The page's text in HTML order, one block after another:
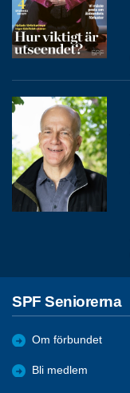
SPF Seniorerna
Om förbundet
Bli medlem